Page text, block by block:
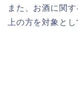
また、お酒に関
上の方を対象とし